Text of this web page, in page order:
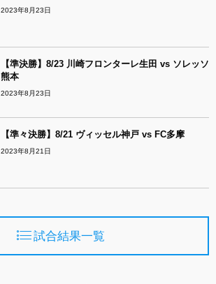
2023年8月23日
【準決勝】8/23 川崎フロンターレ生田 vs ソレッソ
熊本
2023年8月23日
【準々決勝】8/21 ヴィッセル神戸 vs FC多摩
2023年8月21日
試合結果一覧